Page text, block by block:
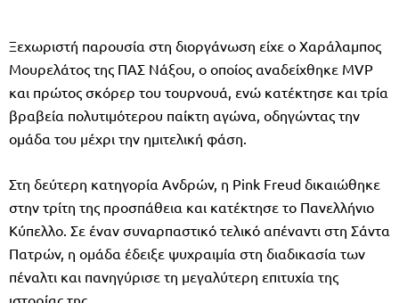
Ξεχωριστή παρουσία στη διοργάνωση είχε ο Χαράλαμπος
Μουρελάτος της ΠΑΣ Νάξου, ο οποίος αναδείχθηκε MVP
και πρώτος σκόρερ του τουρνουά, ενώ κατέκτησε και τρία
βραβεία πολυτιμότερου παίκτη αγώνα, οδηγώντας την
ομάδα του μέχρι την ημιτελική φάση.
Στη δεύτερη κατηγορία Ανδρών, η Pink Freud δικαιώθηκε
στην τρίτη της προσπάθεια και κατέκτησε το Πανελλήνιο
Κύπελλο. Σε έναν συναρπαστικό τελικό απέναντι στη Σάντα
Πατρών, η ομάδα έδειξε ψυχραιμία στη διαδικασία των
πέναλτι και πανηγύρισε τη μεγαλύτερη επιτυχία της